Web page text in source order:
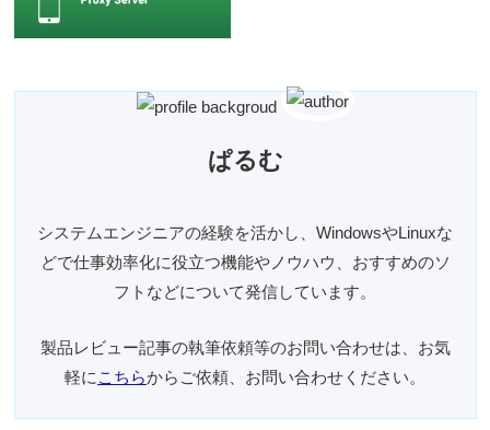
ぱるむ
システムエンジニアの経験を活かし、WindowsやLinuxな
どで仕事効率化に役立つ機能やノウハウ、おすすめのソ
フトなどについて発信しています。
製品レビュー記事の執筆依頼等のお問い合わせは、お気
軽に こちらからご依頼、お問い合わせください。